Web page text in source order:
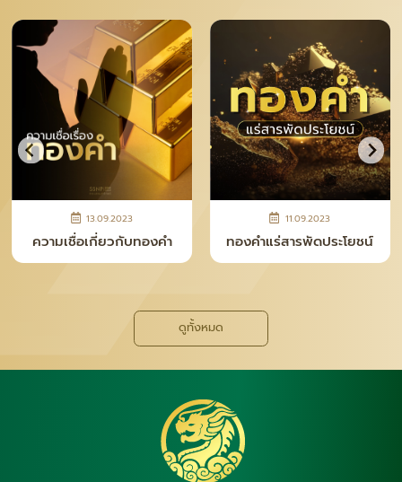
28.04.2026
ความจริงหลังเคาน์เตอร์ ที่
คนซื้อทอง–เงินควรรู้
12.11.2025
ทำไม “เงินแท่ง SNP” ถึง
กลายเป็นเทรนด์ใหม่ของยุค
ดูทั้งหมด